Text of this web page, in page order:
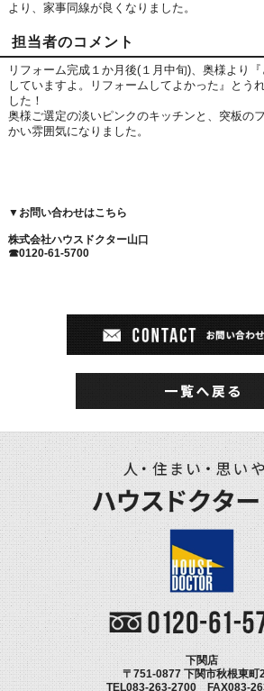
より、家事同線が良くなりました。
担当者のコメント
リフォーム完成１か月後(１月中旬)、奥様より
していますよ。リフォームしてよかった』とう
した！
奥様ご選定の淡いピンクのキッチンと、突板の
かい雰囲気になりました。
▼ お問い合わせはこちら
株式会社ハウスドクター山口
☎0120-61-5700
下関店
〒751-0877 下関市秋根東町
TEL083-263-2700 FAX083-